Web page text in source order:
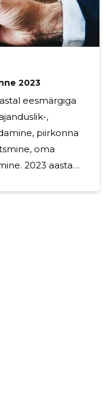
2023
eesmärgiga
,
piirkonna
oma
2023 aastal